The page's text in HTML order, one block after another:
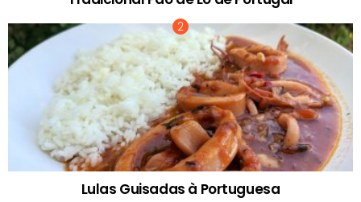
Lulas Guisadas à Portuguesa